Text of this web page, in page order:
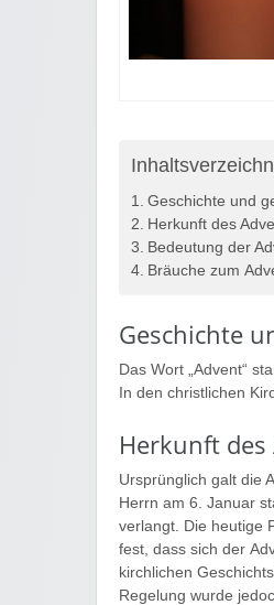
Geschichte und
Herkunft des
Bedeutung der
Bräuche zum
Geschichte
Das Wort „Advent“
In den christlichen
Herkunft des
Ursprünglich galt die
Herrn am 6. Januar
verlangt. Die heutige
fest, dass sich der
kirchlichen
Regelung wurde